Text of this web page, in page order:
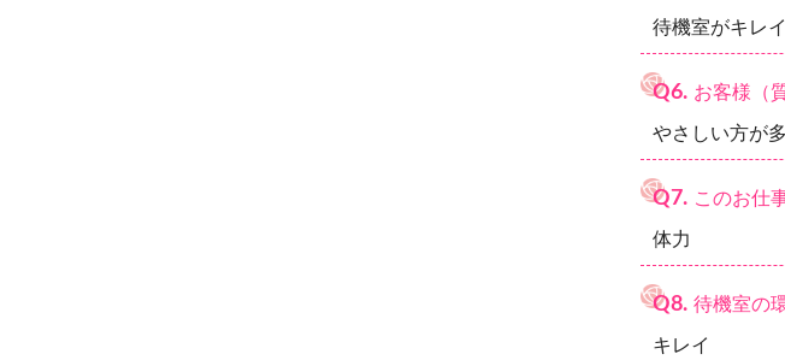
待機室がキレイ
Q6. お客様（
やさしい方が
Q7. このお仕
体力
Q8. 待機室の
キレイ